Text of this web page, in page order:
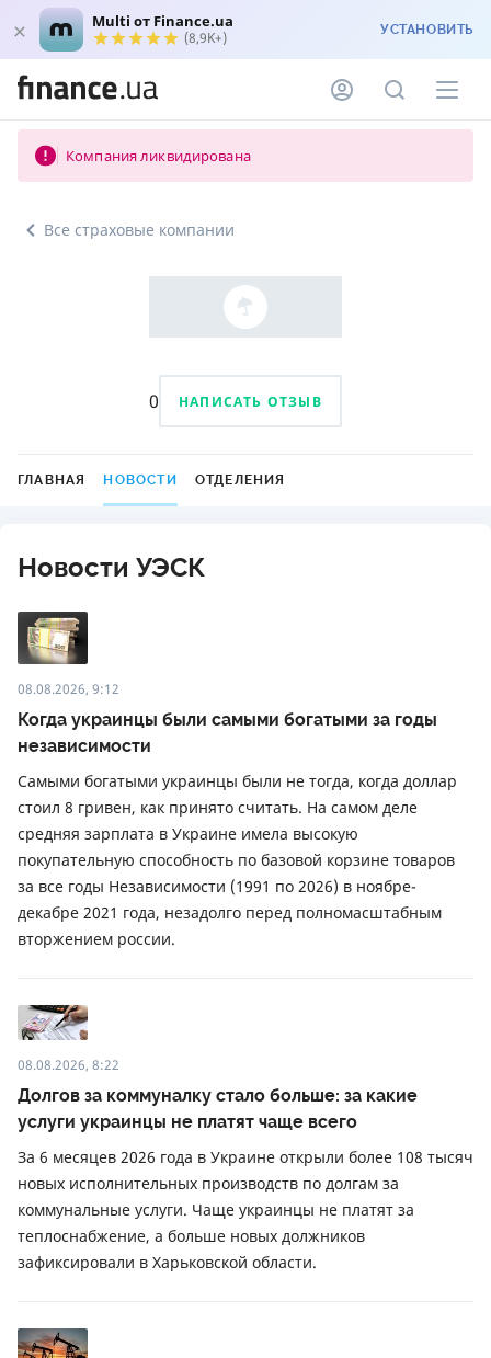
Multi от Finance.ua
(8,9K+) УСТАНОВИТЬ
Компания ликвидирована
Все страховые компании
0 НАПИСАТЬ ОТЗЫВ
ГЛАВНАЯ НОВОСТИ ОТДЕЛЕНИЯ
Новости УЭСК
08.08.2026, 9:12
Когда украинцы были самыми богатыми за годы
независимости
Самыми богатыми украинцы были не тогда, когда доллар
стоил 8 гривен, как принято считать. На самом деле
средняя зарплата в Украине имела высокую
покупательную способность по базовой корзине товаров
за все годы Независимости (1991 по 2026) в ноябре-
декабре 2021 года, незадолго перед полномасштабным
вторжением россии.
08.08.2026, 8:22
Долгов за коммуналку стало больше: за какие
услуги украинцы не платят чаще всего
За 6 месяцев 2026 года в Украине открыли более 108 тысяч
новых исполнительных производств по долгам за
коммунальные услуги. Чаще украинцы не платят за
теплоснабжение, а больше новых должников
зафиксировали в Харьковской области.